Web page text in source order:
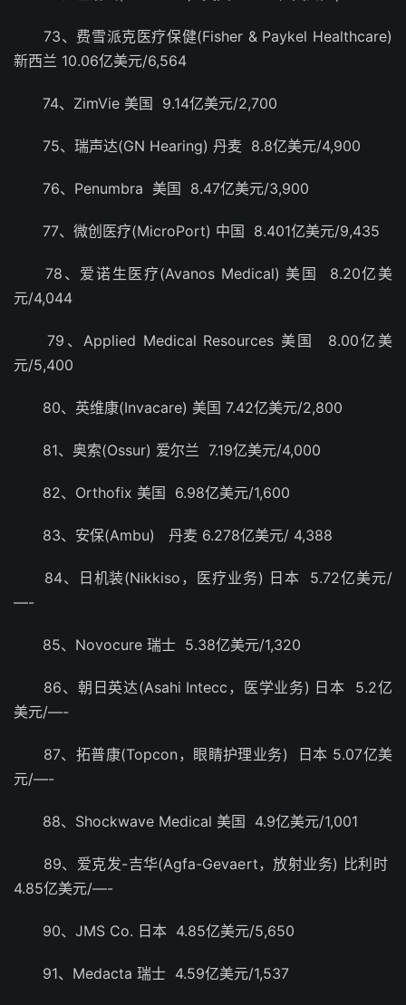
73、费雪派克医疗保健(Fisher & Paykel Healthcare)
新西兰 10.06亿美元/6,564
74、ZimVie 美国 9.14亿美元/2,700
75、瑞声达(GN Hearing) 丹麦 8.8亿美元/4,900
76、Penumbra 美国 8.47亿美元/3,900
77、微创医疗(MicroPort) 中国 8.401亿美元/9,435
78、爱诺生医疗(Avanos Medical) 美国 8.20亿美
元/4,044
79、Applied Medical Resources 美国 8.00亿美
元/5,400
80、英维康(Invacare) 美国 7.42亿美元/2,800
81、奥索(Ossur) 爱尔兰 7.19亿美元/4,000
82、Orthofix 美国 6.98亿美元/1,600
83、安保(Ambu) 丹麦 6.278亿美元/ 4,388
84、日机装(Nikkiso，医疗业务) 日本 5.72亿美元/
—-
85、Novocure 瑞士 5.38亿美元/1,320
86、朝日英达(Asahi Intecc，医学业务) 日本 5.2亿
美元/—-
87、拓普康(Topcon，眼睛护理业务) 日本 5.07亿美
元/—-
88、Shockwave Medical 美国 4.9亿美元/1,001
89、爱克发-吉华(Agfa-Gevaert，放射业务) 比利时
4.85亿美元/—-
90、JMS Co. 日本 4.85亿美元/5,650
91、Medacta 瑞士 4.59亿美元/1,537